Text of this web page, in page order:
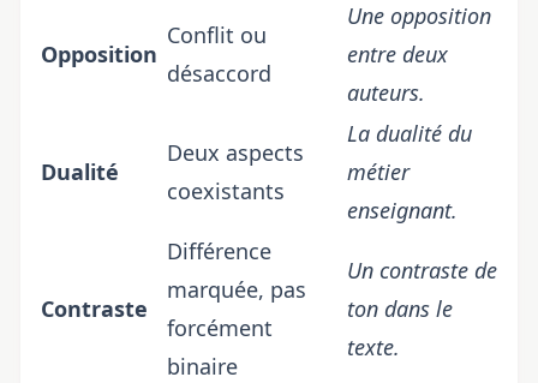
Opposition
Conflit ou
désaccord
Une opposition
entre deux
auteurs.
Dualité
Deux aspects
coexistants
La dualité du
métier
enseignant.
Contraste
Différence
marquée, pas
forcément
binaire
Un contraste de
ton dans le
texte.